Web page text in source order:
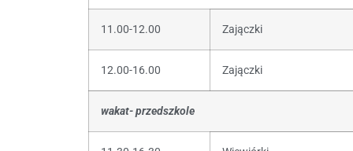
11.00-12.00 Zajączki
12.00-16.00 Zajączki
wakat- przedszkole